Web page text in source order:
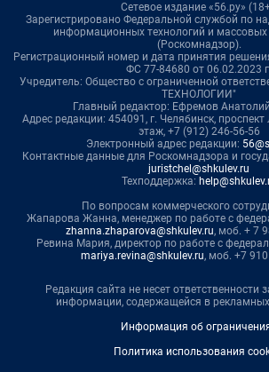
Сетевое издание «56.ру»
Зарегистрировано Федеральной службой по
информационных технологий и
(Роскомнадзор).
Регистрационный номер и дата принятия
ФС 77-84680 от 06.02.2023
Учредитель: Общество с ограниченной
ТЕХНОЛОГИИ"
Главный редактор: Ефремов
Адрес редакции: 454091, г. Челябинск, проспект
этаж, +7 (912) 246-56-56
Электронный адрес редакции:
Контактные данные для Роскомнадзора и
juristchel@shkulev.ru
Техподдержка:
По вопросам коммерческого
Жапарова Жанна, менеджер по работе с
zhanna.zhaparova@shkulev.ru, моб. + 7
Ревина Мария, директор по работе с
mariya.revina@shkulev.ru, моб. +7
Редакция сайта не несет ответственности
информации, содержащейся в
Информация об
Политика использования